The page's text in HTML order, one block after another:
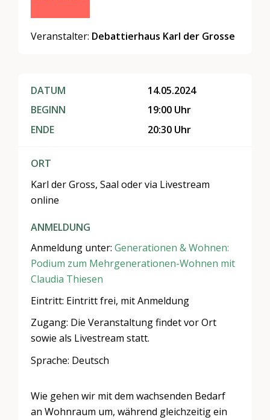
Veranstalter: Debattierhaus Karl der Grosse
DATUM
BEGINN
ENDE
14.05.2024
19:00 Uhr
20:30 Uhr
ORT
Karl der Gross, Saal oder via Livestream
online
ANMELDUNG
Anmeldung unter:Generationen & Wohnen​: ​​​
Podium zum Mehrgenerationen-Wohnen mit
Claudia Thiesen
Eintritt: Eintritt frei, mit Anmeldung
Zugang: Die Veranstaltung findet vor Ort
sowie als Livestream statt.
Sprache: Deutsch
​Wie gehen wir mit dem wachsenden Bedarf
an Wohnraum um, während gleichzeitig ein